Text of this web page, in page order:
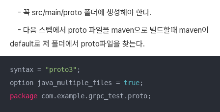
- 꼭 src/main/proto 폴더에 생성해야 한다.
- 다음 스텝에서 proto 파일을 maven으로 빌드할때 maven이
default로 저 폴더에서 proto파일을 찾는다.
syntax = "proto3" ;
option java_multiple_files = true
package com.example.grpc_test.proto;